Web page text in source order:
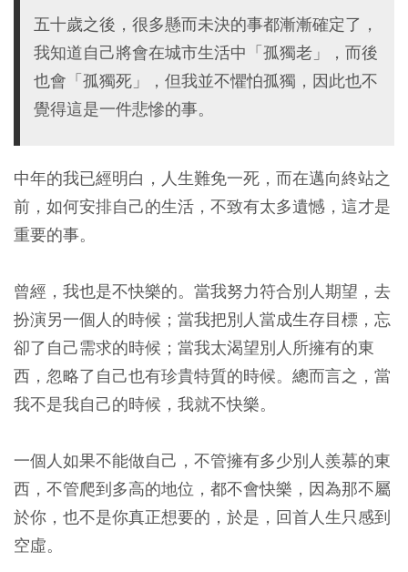
五十歲之後，很多懸而未決的事都漸漸確定了，
我知道自己將會在城市生活中「孤獨老」，而後
也會「孤獨死」，但我並不懼怕孤獨，因此也不
覺得這是一件悲慘的事。
中年的我已經明白，人生難免一死，而在邁向終站之
前，如何安排自己的生活，不致有太多遺憾，這才是
重要的事。
曾經，我也是不快樂的。當我努力符合別人期望，去
扮演另一個人的時候；當我把別人當成生存目標，忘
卻了自己需求的時候；當我太渴望別人所擁有的東
西，忽略了自己也有珍貴特質的時候。總而言之，當
我不是我自己的時候，我就不快樂。
一個人如果不能做自己，不管擁有多少別人羨慕的東
西，不管爬到多高的地位，都不會快樂，因為那不屬
於你，也不是你真正想要的，於是，回首人生只感到
空虛。